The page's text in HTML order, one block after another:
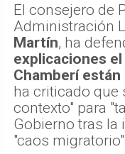
El consejero de
Administración
Martín, ha
explicaciones
Chamberí
ha criticado que
contexto" para
Gobierno tras la
"caos